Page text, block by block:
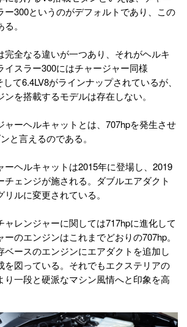
ー300というのがデフォルトであり、この
。
全なる違いが一つあり、それがヘルキ
イスラー300にはチャージャー同様
て6.4LV8がラインナップされているが、
を搭載するモデルは存在しない。
ーヘルキャットとは、707hpを発生させ
と言えるのである。
ヘルキャットは2015年に登場し、2019
チェンジが施される。ダブルエアダクト
ルに変更されている。
レンジャーに関しては717hpに進化して
のエンジンはこれまでどおりの707hp。
ベースのエンジンにエアダクトを追加し
を図っている。それでもエクステリアの
り一段と硬派なマシン風情へと印象を高